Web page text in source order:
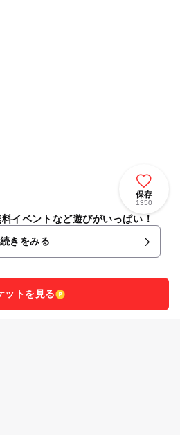
保存
1350
イベントなど遊びがいっぱい！
続きをみる
ットを見る